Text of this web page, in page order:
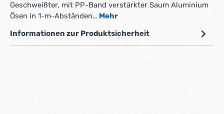
Geschweißter, mit PP-Band verstärkter Saum Aluminium
Ösen in 1-m-Abständen… Mehr
Informationen zur Produktsicherheit